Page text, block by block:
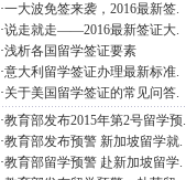
·一大波免签来袭，2016最新签.
·说走就走——2016最新签证大.
·浅析各国留学签证要素
·意大利留学签证办理最新标准.
·关于美国留学签证的常见问答.
·教育部发布2015年第2号留学预.
·教育部发布预警 新加坡留学就.
·教育部留学预警 赴新加坡留学.